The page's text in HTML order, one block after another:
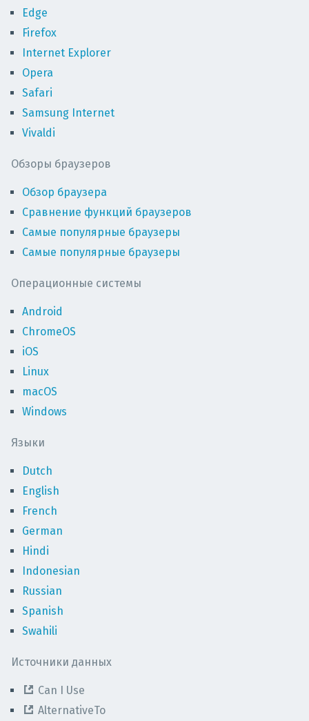
Edge
Firefox
Internet Explorer
Opera
Safari
Samsung Internet
Vivaldi
Обзоры браузеров
Обзор браузера
Сравнение функций браузеров
Самые популярные браузеры
Самые популярные браузеры
Операционные системы
Android
ChromeOS
iOS
Linux
macOS
Windows
Языки
Dutch
English
French
German
Hindi
Indonesian
Russian
Spanish
Swahili
Источники данных
Can I Use
AlternativeTo